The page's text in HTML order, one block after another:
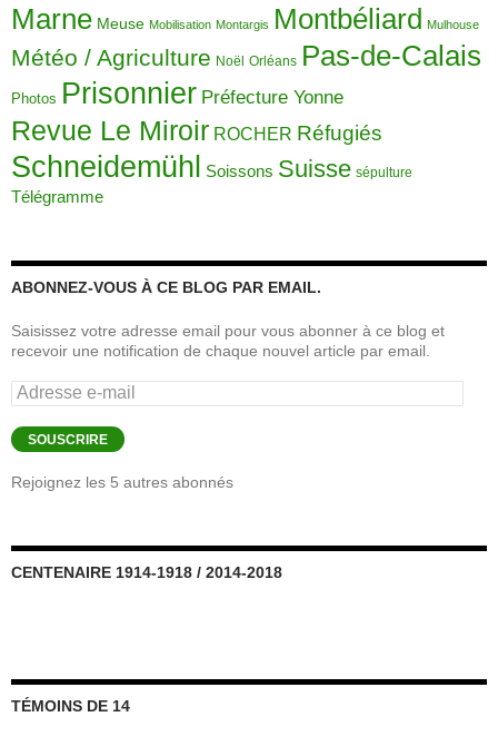
Marne Meuse Mobilisation Montargis Montbéliard Mulhouse
Météo / Agriculture Noël Orléans Pas-de-Calais
Photos Prisonnier Préfecture Yonne
Revue Le Miroir ROCHER Réfugiés
Schneidemühl Soissons Suisse sépulture
Télégramme
ABONNEZ-VOUS À CE BLOG PAR EMAIL.
Saisissez votre adresse email pour vous abonner à ce blog et
recevoir une notification de chaque nouvel article par email.
Adresse
e-
mail
SOUSCRIRE
Rejoignez les 5 autres abonnés
CENTENAIRE 1914-1918 / 2014-2018
TÉMOINS DE 14